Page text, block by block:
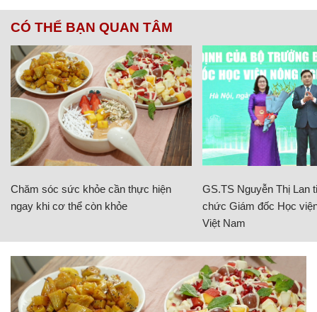
CÓ THỂ BẠN QUAN TÂM
Chăm sóc sức khỏe cần thực hiện
ngay khi cơ thể còn khỏe
GS.TS Nguyễn Thị Lan
chức Giám đốc Học
Việt Nam